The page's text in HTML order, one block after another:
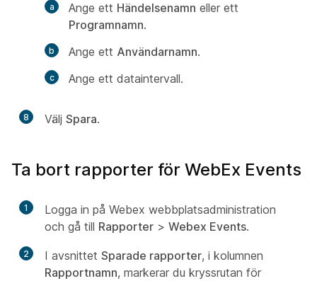
Ange ett Händelsenamn eller ett
Programnamn.
Ange ett Användarnamn.
Ange ett dataintervall.
8 Välj Spara.
Ta bort rapporter för WebEx Events
1
Logga in på Webex webbplatsadministration
och gå till Rapporter > Webex Events.
2 I avsnittet Sparade rapporter, i kolumnen
Rapportnamn, markerar du kryssrutan för